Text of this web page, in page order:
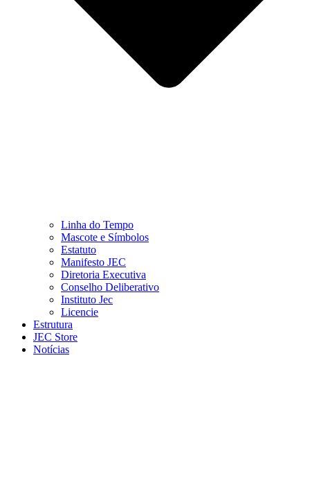
Linha do Tempo
Mascote e Símbolos
Estatuto
Manifesto JEC
Diretoria Executiva
Conselho Deliberativo
Instituto Jec
Licencie
Estrutura
JEC Store
Notícias